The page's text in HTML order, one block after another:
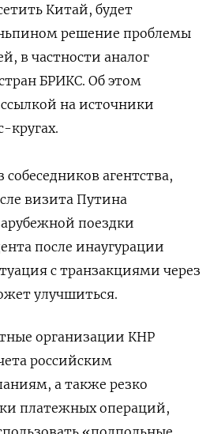
Китай, будет
решение проблемы
в частности аналог
БРИКС. Об этом
на источники
кругах.
агентства,
визита Путина
поездки
после инаугурации
с транзакциями через
улучшиться.
организации КНР
российским
а также резко
платежных операций,